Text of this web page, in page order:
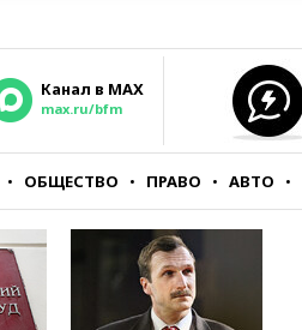
Канал в MAX
max.ru/bfm
ОБЩЕСТВО ПРАВО АВТО